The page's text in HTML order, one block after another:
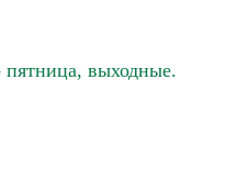
выходные.